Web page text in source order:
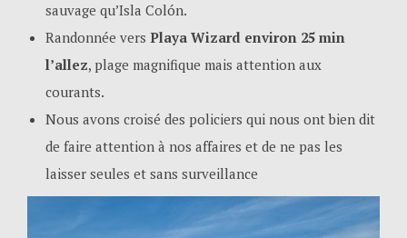
sauvage qu’Isla Colón.
Randonnée vers Playa Wizard environ 25 min
l’allez, plage magnifique mais attention aux
courants.
Nous avons croisé des policiers qui nous ont bien dit
de faire attention à nos affaires et de ne pas les
laisser seules et sans surveillance